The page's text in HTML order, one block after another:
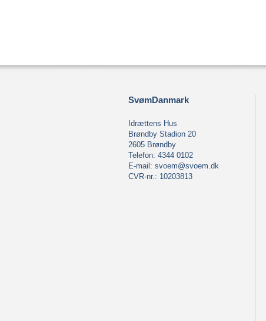
SvømDanmark
Idrættens Hus
Brøndby Stadion 20
2605 Brøndby
Telefon: 4344 0102
E-mail: svoem@svoem.dk
CVR-nr.: 10203813